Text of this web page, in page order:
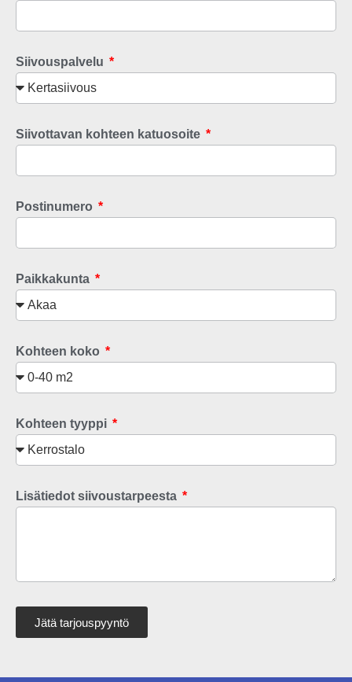
Siivouspalvelu
Siivottavan kohteen katuosoite
Postinumero
Paikkakunta
Kohteen koko
Kohteen tyyppi
Lisätiedot siivoustarpeesta
Jätä tarjouspyyntö